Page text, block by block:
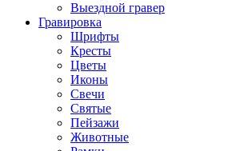
Выездной гравер
Гравировка
Шрифты
Кресты
Цветы
Иконы
Свечи
Святые
Пейзажи
Животные